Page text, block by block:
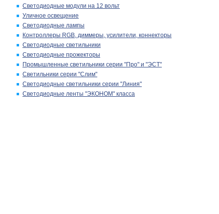
Светодиодные модули на 12 вольт
Уличное освещение
Светодиодные лампы
Контроллеры RGB, диммеры, усилители, коннекторы
Светодиодные светильники
Светодиодные прожекторы
Промышленные светильники серии "Про" и "ЭСТ"
Светильники серии "Слим"
Светодиодные светильники серии "Линия"
Светодиодные ленты "ЭКОНОМ" класса